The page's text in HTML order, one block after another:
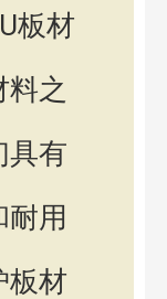
板材
之
具有
耐用
板材